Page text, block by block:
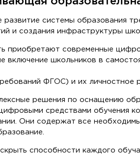
системы образования
и создания инфраструктуры
приобретают современные
включение школьников в
ФГОС) и их личностное
решения по оснащению
средствами обучения
Они содержат все
способности каждого